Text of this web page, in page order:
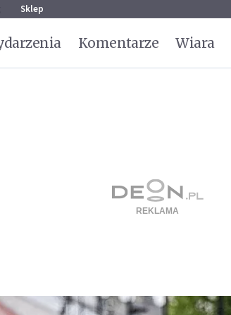
Sklep
Komentarze Wiara